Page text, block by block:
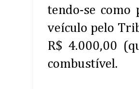
tendo-se como
veículo pelo
R$ 4.000,00
combustível.